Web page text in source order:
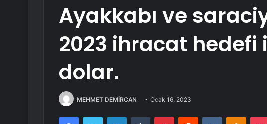
Ayakkabı ve
2023 ihracat hedefi
dolar.
MEHMET DEMİRCAN Ocak 16, 2023
FacebookTwitter LinkedInTumblr PinterestReddit VKontakte